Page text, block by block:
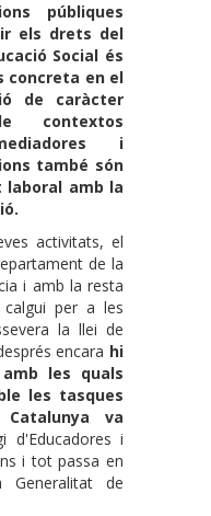
públiques
els drets del
Social és
concreta en el
de caràcter
contextos
i
també són
laboral amb la
activitats, el
de la
i amb la resta
calgui per a les
la llei de
encara hi
les quals
les tasques
va
d'Educadores i
i tot passa en
Generalitat de